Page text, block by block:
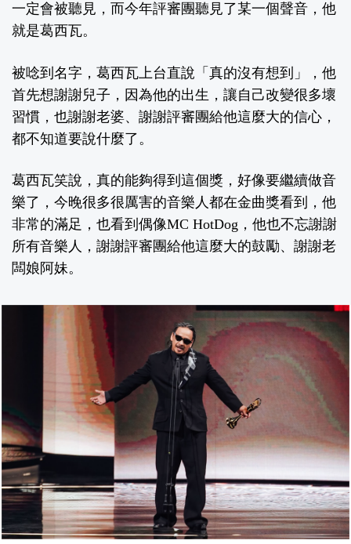
一定會被聽見，而今年評審團聽見了某一個聲音，他
就是葛西瓦。
被唸到名字，葛西瓦上台直說「真的沒有想到」，他
首先想謝謝兒子，因為他的出生，讓自己改變很多壞
習慣，也謝謝老婆、謝謝評審團給他這麼大的信心，
都不知道要說什麼了。
葛西瓦笑說，真的能夠得到這個獎，好像要繼續做音
樂了，今晚很多很厲害的音樂人都在金曲獎看到，他
非常的滿足，也看到偶像MC HotDog，他也不忘謝謝
所有音樂人，謝謝評審團給他這麼大的鼓勵、謝謝老
闆娘阿妹。